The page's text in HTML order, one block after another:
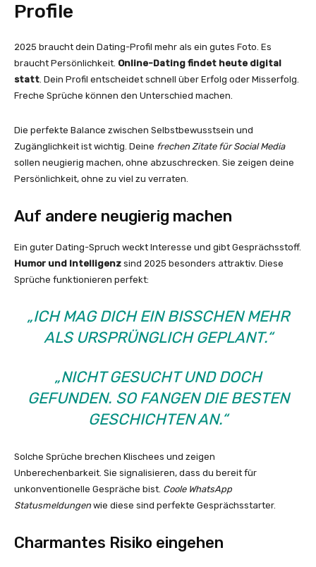
Profile
2025 braucht dein Dating-Profil mehr als ein gutes Foto. Es
braucht Persönlichkeit. Online-Dating findet heute digital
statt . Dein Profil entscheidet schnell über Erfolg oder Misserfolg.
Freche Sprüche können den Unterschied machen.
Die perfekte Balance zwischen Selbstbewusstsein und
Zugänglichkeit ist wichtig. Deine frechen Zitate für Social Media
sollen neugierig machen, ohne abzuschrecken. Sie zeigen deine
Persönlichkeit, ohne zu viel zu verraten.
Auf andere neugierig machen
Ein guter Dating-Spruch weckt Interesse und gibt Gesprächsstoff.
Humor und Intelligenz sind 2025 besonders attraktiv. Diese
Sprüche funktionieren perfekt:
„ICH MAG DICH EIN BISSCHEN MEHR
ALS URSPRÜNGLICH GEPLANT.“
„NICHT GESUCHT UND DOCH
GEFUNDEN. SO FANGEN DIE BESTEN
GESCHICHTEN AN.“
Solche Sprüche brechen Klischees und zeigen
Unberechenbarkeit. Sie signalisieren, dass du bereit für
unkonventionelle Gespräche bist. Coole WhatsApp
Statusmeldungen wie diese sind perfekte Gesprächsstarter.
Charmantes Risiko eingehen